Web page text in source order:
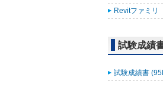
Revitファミリ
試験成績
試験成績書